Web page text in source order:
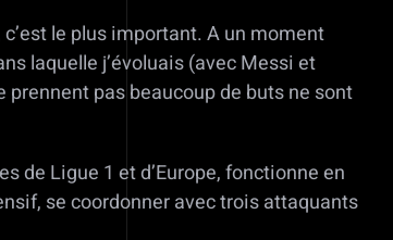
c’est le plus important. A un moment
laquelle j’évoluais (avec Messi et
prennent pas beaucoup de buts ne sont
de Ligue 1 et d’Europe, fonctionne en
se coordonner avec trois attaquants